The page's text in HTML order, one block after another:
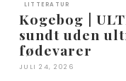
LITTERATUR
Kogebog |
sundt uden
fødevarer
JULI 24, 2026